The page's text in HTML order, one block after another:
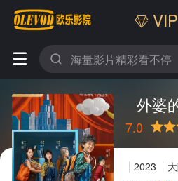
VIP
 
外婆
7.0
很差较差还行推荐力荐
2023